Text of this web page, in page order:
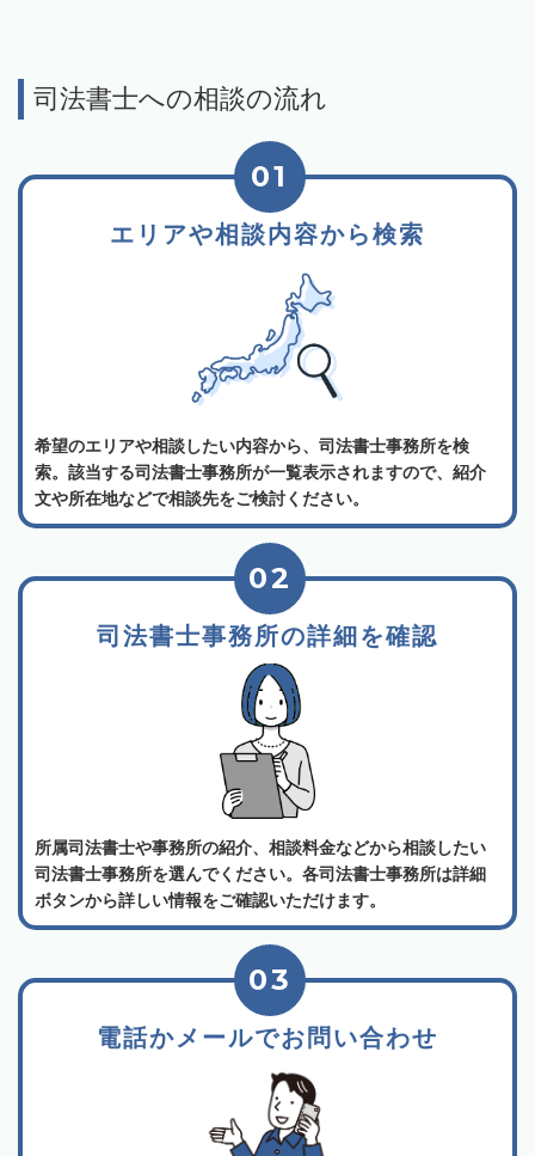
司法書士への相談の流れ
エリアや相談内容から検索
01
希望のエリアや相談したい内容から、司法書士事務所を検
索。該当する司法書士事務所が一覧表示されますので、紹介
文や所在地などで相談先をご検討ください。
司法書士事務所の詳細を確認
02
所属司法書士や事務所の紹介、相談料金などから相談したい
司法書士事務所を選んでください。各司法書士事務所は詳細
ボタンから詳しい情報をご確認いただけます。
電話かメールでお問い合わせ
03